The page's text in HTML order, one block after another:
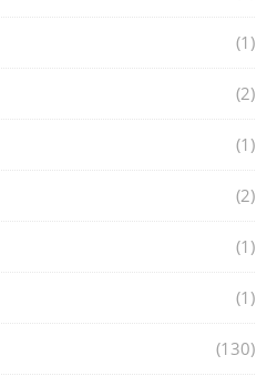
(1)
(2)
(1)
(2)
(1)
(1)
(130)